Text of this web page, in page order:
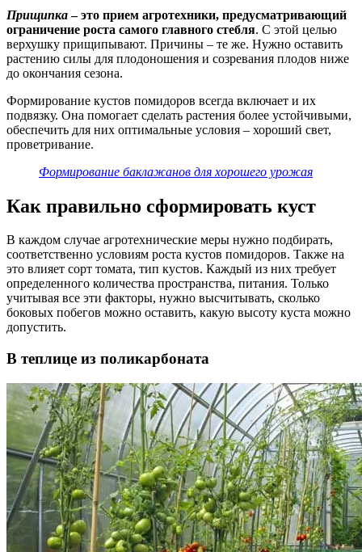
Прищипка– это прием агротехники, предусматривающий
ограничение роста самого главного стебля. С этой целью
верхушку прищипывают. Причины – те же. Нужно оставить
растению силы для плодоношения и созревания плодов ниже
до окончания сезона.
Формирование кустов помидоров всегда включает и их
подвязку. Она помогает сделать растения более устойчивыми,
обеспечить для них оптимальные условия – хороший свет,
проветривание.
Формирование баклажанов для хорошего урожая
Как правильно сформировать куст
В каждом случае агротехнические меры нужно подбирать,
соответственно условиям роста кустов помидоров. Также на
это влияет сорт томата, тип кустов. Каждый из них требует
определенного количества пространства, питания. Только
учитывая все эти факторы, нужно высчитывать, сколько
боковых побегов можно оставить, какую высоту куста можно
допустить.
В теплице из поликарбоната